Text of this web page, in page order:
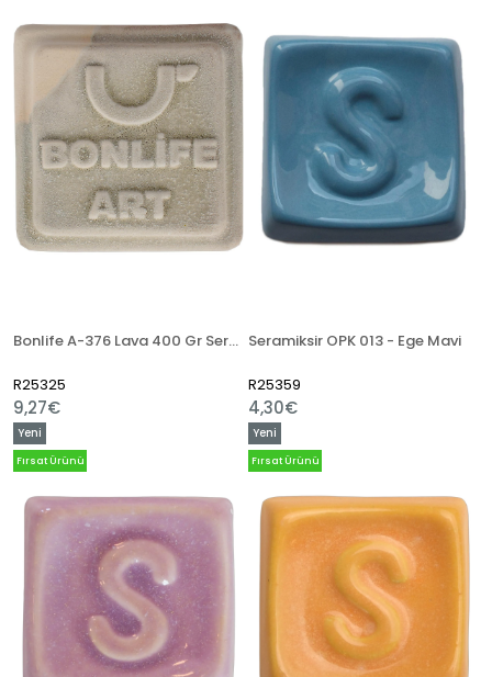
Bonlife A-376 Lava 400 Gr Seramik Artistik Sır
R25325
9,27€
Seramiksir OPK 013 - Ege Mavi
R25359
4,30€
Yeni
Ürün
Fırsat Ürünü
Yeni
Ürün
Fırsat Ürünü